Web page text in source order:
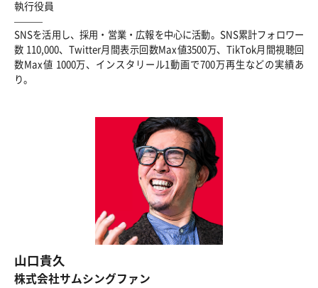
執行役員
SNSを活用し、採用・営業・広報を中心に活動。SNS累計フォロワー
数 110,000、Twitter月間表示回数Max値3500万、TikTok月間視聴回
数Max値 1000万、インスタリール1動画で700万再生などの実績あ
り。
山口貴久
株式会社サムシングファン